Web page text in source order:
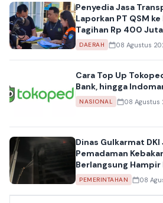
Penyedia Jasa
Laporkan PT QSM
Tagihan Rp 400
DAERAH 08 Agustus
Cara Top Up
Bank, hingga
NASIONAL 08 Agustus
Dinas Gulkarmat
Pemadaman
Berlangsung Hampir
PEMERINTAHAN 08